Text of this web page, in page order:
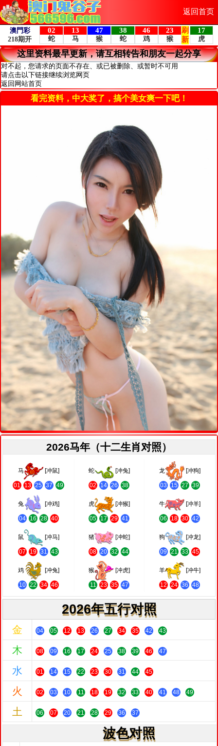
返回首页
这里资料最早更新，请互相转告和朋友一起分享
对不起，您请求的页面不存在、或已被删除、或暂时不可用
请点击以下链接继续浏览网页
返回网站首页
看完资料，中大奖了，搞个美女爽一下吧！
2026马年（十二生肖对照）
马 [冲鼠]
01 13 25 37 49
蛇 [冲兔]
02 14 26 38
龙 [冲狗]
03 15 27 39
兔 [冲鸡]
04 16 28 40
虎 [冲猴]
05 17 29 41
牛 [冲羊]
06 18 30 42
鼠 [冲马]
07 19 31 43
猪 [冲蛇]
08 20 32 44
狗 [冲龙]
09 21 33 45
鸡 [冲兔]
10 22 34 46
猴 [冲虎]
11 23 35 47
羊 [冲牛]
12 24 36 48
2026年五行对照
金 04 05 12 13 26 27 34 35 42 43
木 08 09 16 17 24 25 38 39 46 47
水 01 14 15 22 23 30 31 44 45
火 02 03 10 11 18 19 32 33 40 41 48 49
土 06 07 20 21 28 29 36 37
波色对照